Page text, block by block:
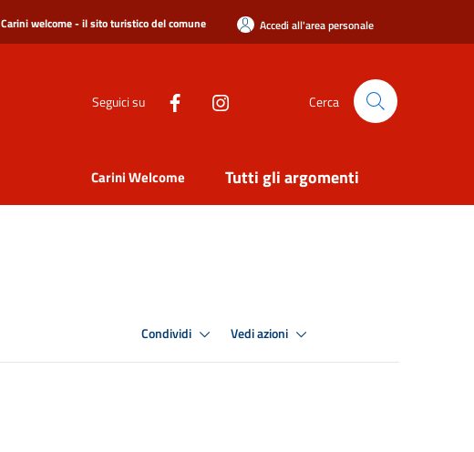
Carini welcome - il sito turistico del comune Accedi all'area personale
Seguici su Cerca
Carini Welcome Tutti gli argomenti
Condividi Vedi azioni